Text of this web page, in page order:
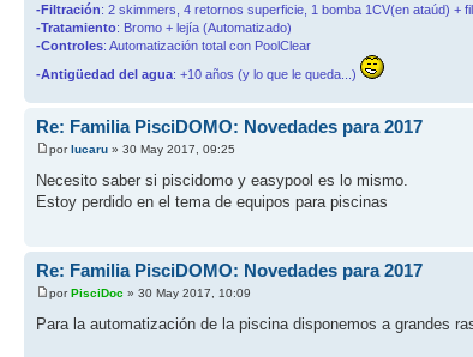
-Filtración: 2 skimmers, 4 retornos superficie, 1 bomba 1CV(en ataúd) +
-Tratamiento: Bromo + lejía (Automatizado)
-Controles: Automatización total con PoolClear
-Antigüedad del agua: +10 años (y lo que le queda...)
Re: Familia PisciDOMO: Novedades para 2017
por lucaru » 30 May 2017, 09:25
Necesito saber si piscidomo y easypool es lo mismo.
Estoy perdido en el tema de equipos para piscinas
Re: Familia PisciDOMO: Novedades para 2017
por PisciDoc » 30 May 2017, 10:09
Para la automatización de la piscina disponemos a grandes